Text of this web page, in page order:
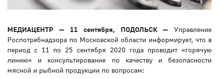
МЕДИАЦЕНТР — 11 сентября, ПОДОЛЬСК—Управление
Роспотребнадзора по Московской области информирует, что в
период с 11 по 25 сентября 2020 года проводит «горячую
линию» и консультирование по качеству и безопасности
мясной и рыбной продукции по вопросам: